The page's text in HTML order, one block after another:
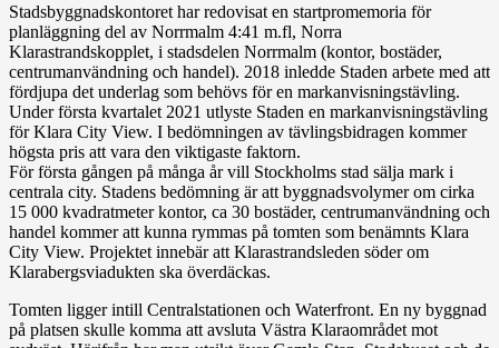
Stadsbyggnadskontoret har redovisat en startpromemoria för
planläggning del av Norrmalm 4:41 m.fl, Norra
Klarastrandskopplet, i stadsdelen Norrmalm (kontor, bostäder,
centrumanvändning och handel). 2018 inledde Staden arbete med att
fördjupa det underlag som behövs för en markanvisningstävling.
Under första kvartalet 2021 utlyste Staden en markanvisningstävling
för Klara City View. I bedömningen av tävlingsbidragen kommer
högsta pris att vara den viktigaste faktorn.
För första gången på många år vill Stockholms stad sälja mark i
centrala city. Stadens bedömning är att byggnadsvolymer om cirka
15 000 kvadratmeter kontor, ca 30 bostäder, centrumanvändning och
handel kommer att kunna rymmas på tomten som benämnts Klara
City View. Projektet innebär att Klarastrandsleden söder om
Klarabergsviadukten ska överdäckas.
Tomten ligger intill Centralstationen och Waterfront. En ny byggnad
på platsen skulle komma att avsluta Västra Klaraområdet mot